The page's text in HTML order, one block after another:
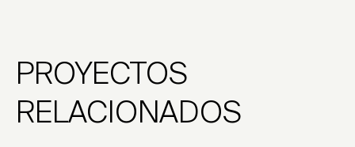
PROYECTOS
RELACIONADOS